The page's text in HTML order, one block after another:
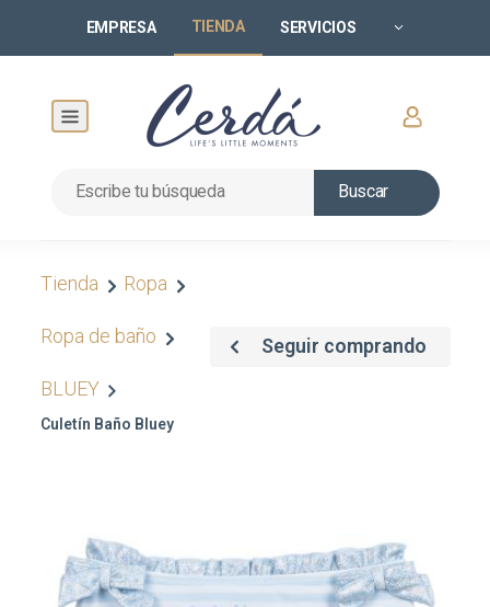
EMPRESA TIENDA SERVICIOS
Buscar
Tienda Ropa
Ropa de baño
BLUEY
Culetín Baño Bluey
Seguir comprando